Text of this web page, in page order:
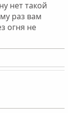
нет такой
раз вам
огня не